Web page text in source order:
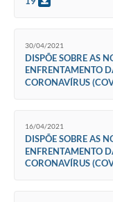
30/04/2021
DISPÕE SOBRE AS
ENFRENTAMENTO
CORONAVÍRUS
16/04/2021
DISPÕE SOBRE AS
ENFRENTAMENTO
CORONAVÍRUS